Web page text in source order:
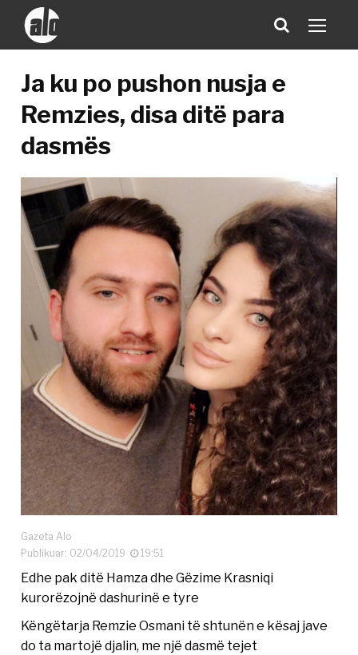
Ja ku po pushon nusja e
Remzies, disa ditë para
dasmës
Gazeta Alo
Publikuar: 02/04/2019
19:51
Edhe pak ditë Hamza dhe Gëzime Krasniqi
kurorëzojnë dashurinë e tyre
Këngëtarja Remzie Osmani të shtunën e kësaj jave
do ta martojë djalin, me një dasmë tejet